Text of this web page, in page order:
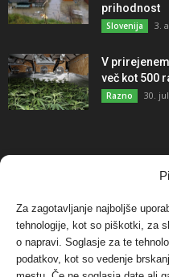
Za zagotavljanje najboljše
tehnologije, kot so piškotki, za
o napravi. Soglasje za te
podatkov, kot so vedenje
prihodnost
Slovenija 3.
V
več kot 500
Razno 30.
NAJBOLJ
Protest proti
svetu pa
Dogodki 12.